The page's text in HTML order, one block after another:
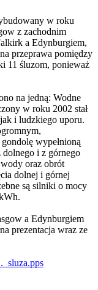
w roku
z zachodnim
a Edynburgiem,
przeprawa pomiędzy
11 śluzom, ponieważ
na jedną: Wodne
w roku 2002 stał
i ludzkiego uporu.
wypełnioną
i z górnego
oraz obrót
dolnej i górnej
są silniki o mocy
a Edynburgiem
prezentacja wraz ze